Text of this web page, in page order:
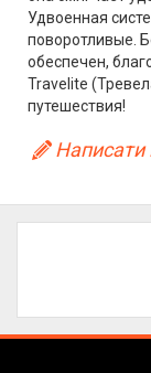
Удвоенная
поворотливые.
обеспечен,
Travelite
путешествия!
Написати